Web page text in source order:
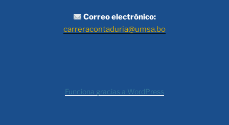
Correo electrónico:
carreracontaduria@umsa.bo
Funciona gracias a WordPress